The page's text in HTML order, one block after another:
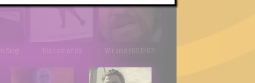
Sieg! The Last of Us Wir sind ERSTER?!